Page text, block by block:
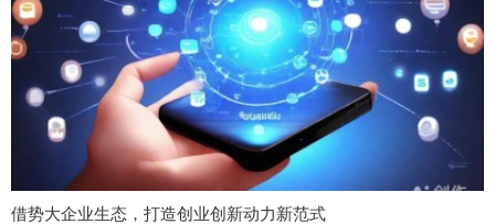
借势大企业生态，打造创业创新动力新范式